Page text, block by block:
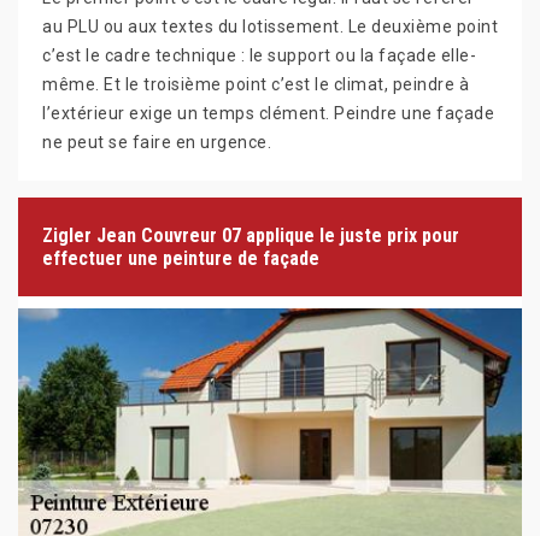
au PLU ou aux textes du lotissement. Le deuxième point
c’est le cadre technique : le support ou la façade elle-
même. Et le troisième point c’est le climat, peindre à
l’extérieur exige un temps clément. Peindre une façade
ne peut se faire en urgence.
Zigler Jean Couvreur 07 applique le juste prix pour
effectuer une peinture de façade